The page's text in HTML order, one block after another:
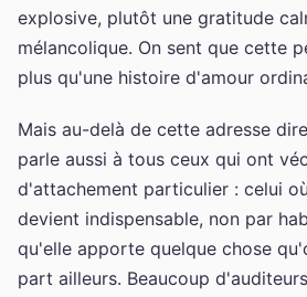
explosive, plutôt une gratitude
mélancolique. On sent que cette
plus qu'une histoire d'amour
Mais au-delà de cette adresse
parle aussi à tous ceux qui ont
d'attachement particulier : celui
devient indispensable, non par
qu'elle apporte quelque chose
part ailleurs. Beaucoup